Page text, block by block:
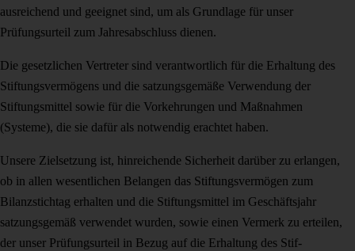
ausreichend und ge­eignet sind, um als Grundlage für unser
Prüfungsurteil zum Jahresabschluss die­nen.
Die gesetzlichen Vertreter sind verantwortlich für die Erhaltung des
Stiftungsvermö­gens und die satzungsgemäße Verwendung der
Stiftungsmittel sowie für die Vor­kehrungen und Maßnahmen
(Systeme), die sie dafür als notwendig erachtet haben.
Unsere Zielsetzung ist, hinreichende Sicherheit darüber zu erlangen,
ob in allen wesentlichen Belangen das Stiftungsvermögen zum
Bilanzstichtag erhalten und die Stiftungsmittel im Geschäftsjahr
satzungsgemäß verwendet wurden, sowie einen Vermerk zu erteilen,
der unser Prüfungsurteil in Bezug auf die Erhaltung des Stif­